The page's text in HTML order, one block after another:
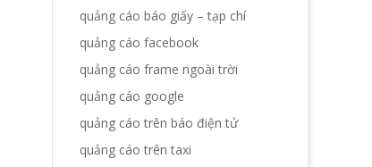
quảng cáo báo giấy – tạp chí
quảng cáo facebook
quảng cáo frame ngoài trời
quảng cáo google
quảng cáo trên báo điện tử
quảng cáo trên taxi